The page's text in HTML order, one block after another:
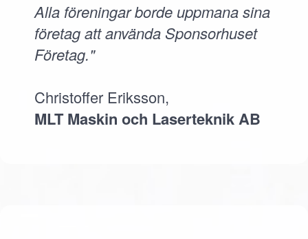
Alla föreningar borde uppmana sina
företag att använda Sponsorhuset
Företag."
Christoffer Eriksson,
MLT Maskin och Laserteknik AB